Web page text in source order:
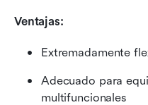
Ventajas:
Extremadamente
Adecuado para
multifuncionales